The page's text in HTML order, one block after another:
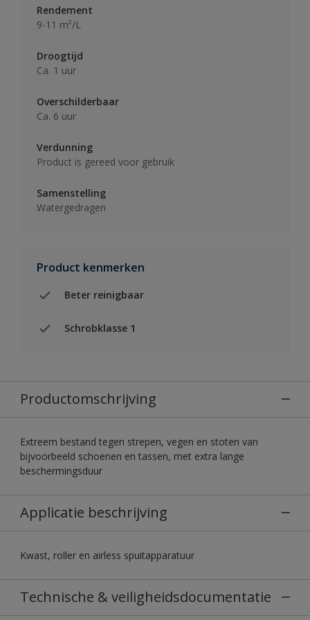
Rendement
9-11 m²/L
Droogtijd
Ca. 1 uur
Overschilderbaar
Ca. 6 uur
Verdunning
Product is gereed voor gebruik
Samenstelling
Watergedragen
Product kenmerken
Beter reinigbaar
Schrobklasse 1
Productomschrijving
Extreem bestand tegen strepen, vegen en stoten van
bijvoorbeeld schoenen en tassen, met extra lange
beschermingsduur
Applicatie beschrijving
Kwast, roller en airless spuitapparatuur
Technische & veiligheidsdocumentatie